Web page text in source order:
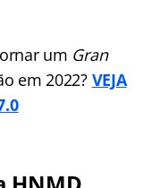
um Gran
em 2022? VEJA